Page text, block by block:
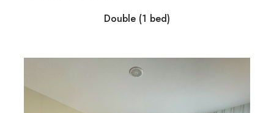
Double (1 bed)